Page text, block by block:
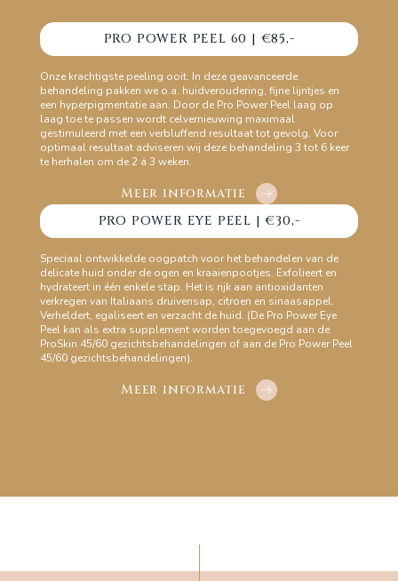
PRO POWER PEEL 60 | €85,-
Onze krachtigste peeling ooit. In deze geavanceerde
behandeling pakken we o.a. huidveroudering, fijne lijntjes en
een hyperpigmentatie aan. Door de Pro Power Peel laag op
laag toe te passen wordt celvernieuwing maximaal
gestimuleerd met een verbluffend resultaat tot gevolg. Voor
optimaal resultaat adviseren wij deze behandeling 3 tot 6 keer
te herhalen om de 2 á 3 weken.
Meer informatie
PRO POWER EYE PEEL | €30,-
Speciaal ontwikkelde oogpatch voor het behandelen van de
delicate huid onder de ogen en kraaienpootjes. Exfolieert en
hydrateert in één enkele stap. Het is rijk aan antioxidanten
verkregen van Italiaans druivensap, citroen en sinaasappel.
Verheldert, egaliseert en verzacht de huid. (De Pro Power Eye
Peel kan als extra supplement worden toegevoegd aan de
ProSkin 45/60 gezichtsbehandelingen of aan de Pro Power Peel
45/60 gezichtsbehandelingen).
Meer informatie